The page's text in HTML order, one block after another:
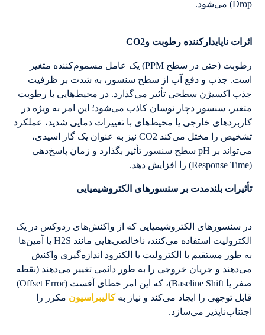
Drop) می‌شود.
اثرات ناپایدارکننده رطوبت وCO2
رطوبت (حتی در سطح PPM) یک عامل مسموم‌کننده متغیر
است. جذب و دفع آب از سطح سنسور، به شدت بر ظرفیت
جذب اکسیژن سطحی تأثیر می‌گذارد. در محیط‌هایی با رطوبت
متغیر، سنسور دچار نوسان کاذب می‌شود؛ این امر به ویژه در
کاربردهای خارجی یا محیط‌های با تغییرات دمایی شدید، عملکرد
تشخیص را مختل می‌کند CO2 نیز به عنوان یک گاز اسیدی،
می‌تواند بر pH سطح سنسور تأثیر بگذارد و زمان پاسخ‌دهی
(Response Time) را افزایش دهد.
تأثیرات بلندمدت بر سنسورهای الکتروشیمیایی
در سنسورهای الکتروشیمیایی که از واکنش‌های ردوکس در یک
الکترولیت استفاده می‌کنند، ناخالصی‌هایی مانند H2S یا آمین‌ها
به طور مستقیم با الکترولیت یا الکترود اندازه‌گیری واکنش
می‌دهند و جریان خروجی را به طور دائمی تغییر می‌دهند (نقطه
صفر یا Baseline Shift)، که این امر خطای آفست (Offset Error)
قابل توجهی را ایجاد می‌کند و نیاز بهکالیبراسیون مکرر را
اجتناب‌ناپذیر می‌سازد.